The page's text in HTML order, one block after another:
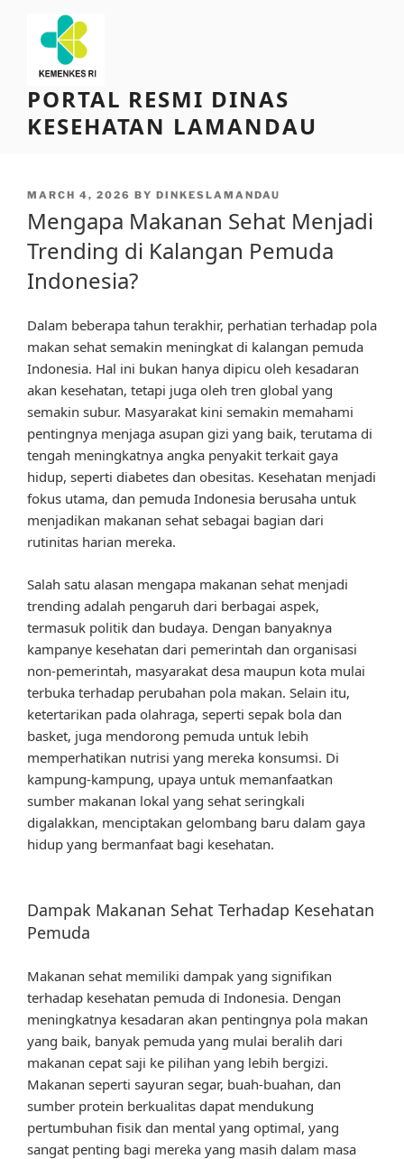
content
PORTAL RESMI DINAS
KESEHATAN LAMANDAU
POSTED
MARCH 4, 2026 BY DINKESLAMANDAU
Mengapa Makanan Sehat Menjadi
Trending di Kalangan Pemuda
Indonesia?
Dalam beberapa tahun terakhir, perhatian terhadap pola
makan sehat semakin meningkat di kalangan pemuda
Indonesia. Hal ini bukan hanya dipicu oleh kesadaran
akan kesehatan, tetapi juga oleh tren global yang
semakin subur. Masyarakat kini semakin memahami
pentingnya menjaga asupan gizi yang baik, terutama di
tengah meningkatnya angka penyakit terkait gaya
hidup, seperti diabetes dan obesitas. Kesehatan menjadi
fokus utama, dan pemuda Indonesia berusaha untuk
menjadikan makanan sehat sebagai bagian dari
rutinitas harian mereka.
Salah satu alasan mengapa makanan sehat menjadi
trending adalah pengaruh dari berbagai aspek,
termasuk politik dan budaya. Dengan banyaknya
kampanye kesehatan dari pemerintah dan organisasi
non-pemerintah, masyarakat desa maupun kota mulai
terbuka terhadap perubahan pola makan. Selain itu,
ketertarikan pada olahraga, seperti sepak bola dan
basket, juga mendorong pemuda untuk lebih
memperhatikan nutrisi yang mereka konsumsi. Di
kampung-kampung, upaya untuk memanfaatkan
sumber makanan lokal yang sehat seringkali
digalakkan, menciptakan gelombang baru dalam gaya
hidup yang bermanfaat bagi kesehatan.
Dampak Makanan Sehat Terhadap Kesehatan
Pemuda
Makanan sehat memiliki dampak yang signifikan
terhadap kesehatan pemuda di Indonesia. Dengan
meningkatnya kesadaran akan pentingnya pola makan
yang baik, banyak pemuda yang mulai beralih dari
makanan cepat saji ke pilihan yang lebih bergizi.
Makanan seperti sayuran segar, buah-buahan, dan
sumber protein berkualitas dapat mendukung
pertumbuhan fisik dan mental yang optimal, yang
sangat penting bagi mereka yang masih dalam masa